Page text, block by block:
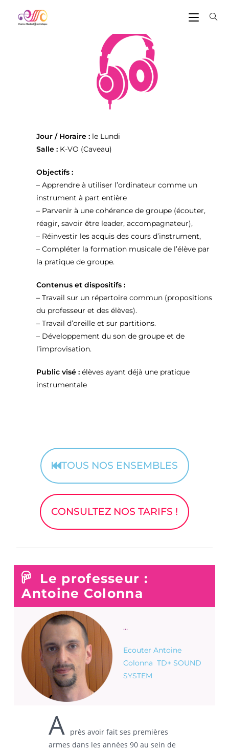
Jour / Horaire : le Lundi
Salle : K-VO (Caveau)
Objectifs :
– Apprendre à utiliser l’ordinateur comme un
instrument à part entière
– Parvenir à une cohérence de groupe (écouter,
réagir, savoir être leader, accompagnateur),
– Réinvestir les acquis des cours d’instrument,
– Compléter la formation musicale de l’élève par
la pratique de groupe.
Contenus et dispositifs :
– Travail sur un répertoire commun (propositions
du professeur et des élèves).
– Travail d’oreille et sur partitions.
– Développement du son de groupe et de
l’improvisation.
Public visé : élèves ayant déjà une pratique
instrumentale
TOUS NOS ENSEMBLES
CONSULTEZ NOS TARIFS !
Le professeur :
Antoine Colonna
…
Ecouter Antoine
Colonna TD+ SOUND
SYSTEM
A près avoir fait ses premières
armes dans les années 90 au sein de